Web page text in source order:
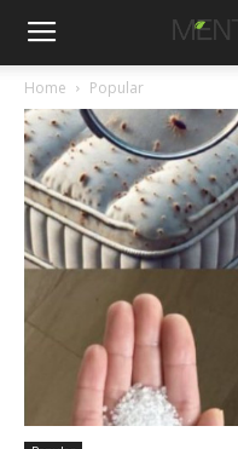
Home Popular